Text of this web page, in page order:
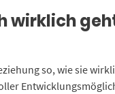
wirklich
so, wie sie